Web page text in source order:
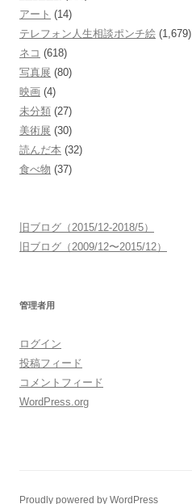
アート (14)
テレフォン人生相談ポンチ絵 (1,679)
ネコ (618)
写真展 (80)
映画 (4)
未分類 (27)
美術展 (30)
読んだ本 (32)
食べ物 (37)
旧ブログ（2015/12-2018/5）
旧ブログ（2009/12〜2015/12）
管理者用
ログイン
投稿フィード
コメントフィード
WordPress.org
Proudly powered by WordPress